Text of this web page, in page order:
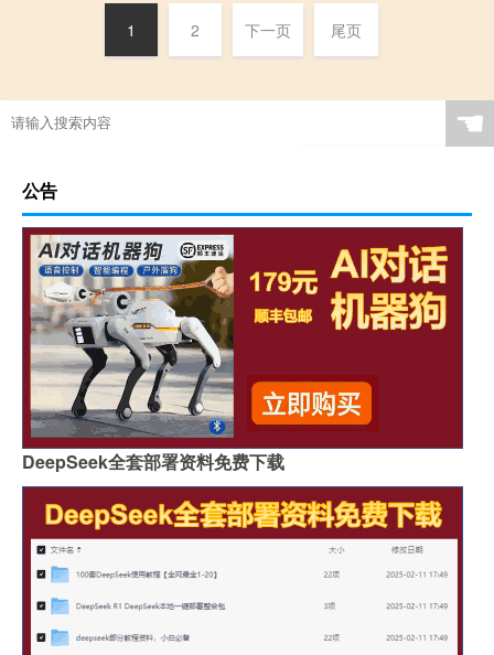
1 2 下一页 尾页
☚
公告
DeepSeek全套部署资料免费下载